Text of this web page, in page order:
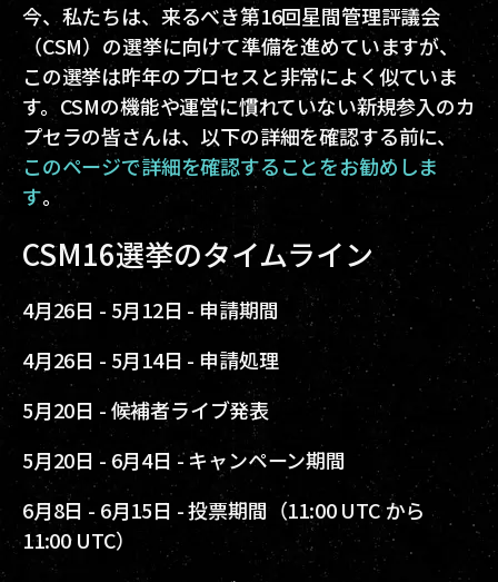
今、私たちは、来るべき第16回星間管理評議会
（CSM）の選挙に向けて準備を進めていますが、
この選挙は昨年のプロセスと非常によく似ていま
す。CSMの機能や運営に慣れていない新規参入のカ
プセラの皆さんは、以下の詳細を確認する前に、
このページで詳細を確認することをお勧めしま
す。
CSM16選挙のタイムライン
4月26日 - 5月12日 - 申請期間
4月26日 - 5月14日 - 申請処理
5月20日 -候補者ライブ発表
5月20日 -6月4日 - キャンペーン期間
6月8日 - 6月15日 - 投票期間（11:00 UTC から
11:00 UTC）